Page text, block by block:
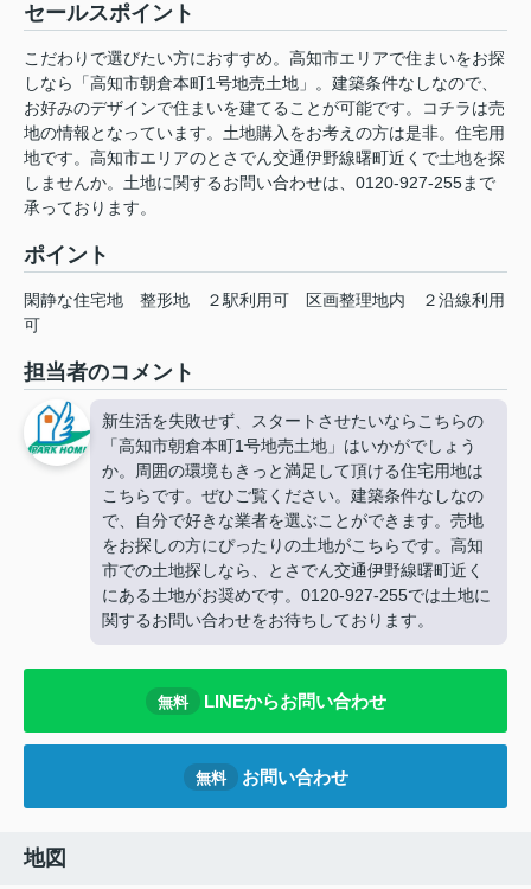
セールスポイント
こだわりで選びたい方におすすめ。高知市エリアで住まいをお探
しなら「高知市朝倉本町1号地売土地」。建築条件なしなので、
お好みのデザインで住まいを建てることが可能です。コチラは売
地の情報となっています。土地購入をお考えの方は是非。住宅用
地です。高知市エリアのとさでん交通伊野線曙町近くで土地を探
しませんか。土地に関するお問い合わせは、0120-927-255まで
承っております。
ポイント
閑静な住宅地 整形地 ２駅利用可 区画整理地内
２沿線利用
可
担当者のコメント
新生活を失敗せず、スタートさせたいならこちらの
「高知市朝倉本町1号地売土地」はいかがでしょう
か。周囲の環境もきっと満足して頂ける住宅用地は
こちらです。ぜひご覧ください。建築条件なしなの
で、自分で好きな業者を選ぶことができます。売地
をお探しの方にぴったりの土地がこちらです。高知
市での土地探しなら、とさでん交通伊野線曙町近く
にある土地がお奨めです。0120-927-255では土地に
関するお問い合わせをお待ちしております。
無料 LINEからお問い合わせ
無料 お問い合わせ
地図